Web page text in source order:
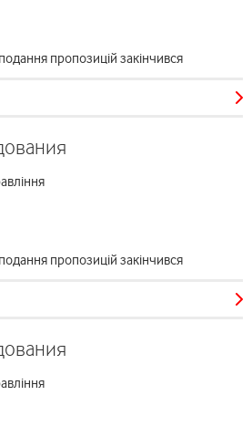
пропозицій закінчився
пропозицій закінчився